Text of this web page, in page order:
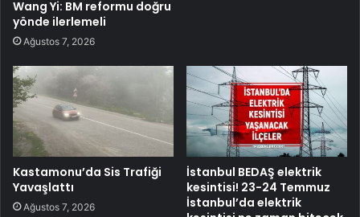
Wang Yi: BM reformu doğru
yönde ilerlemeli
Ağustos 7, 2026
Kastamonu’da Sis Trafiği
Yavaşlattı
Ağustos 7, 2026
İstanbul BEDAŞ elektrik
kesintisi! 23-24 Temmuz
İstanbul’da elektrik